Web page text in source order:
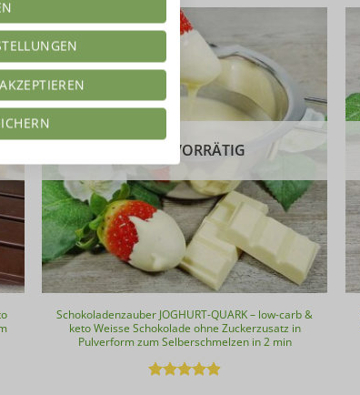
NICHT VORRÄTIG
Schokoladenzauber JOGHURT-QUARK – low-carb &
keto Weisse Schokolade ohne Zuckerzusatz in
Pulverform zum Selberschmelzen in 2 min